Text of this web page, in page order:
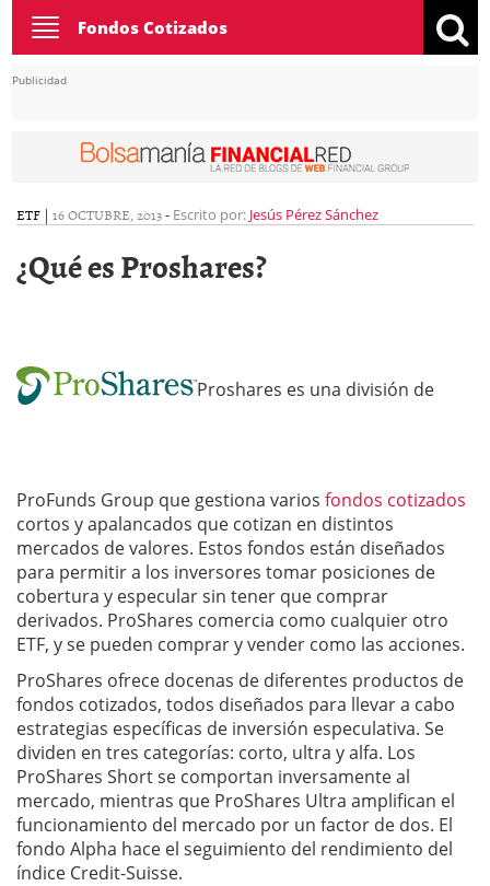
Toggle
navigation
Fondos Cotizados
Publicidad
ETF | 16 OCTUBRE, 2013- Escrito por: Jesús Pérez Sánchez
¿Qué es Proshares?
Proshares es una división de
ProFunds Group que gestiona varios fondos cotizados
cortos y apalancados que cotizan en distintos
mercados de valores. Estos fondos están diseñados
para permitir a los inversores tomar posiciones de
cobertura y especular sin tener que comprar
derivados. ProShares comercia como cualquier otro
ETF, y se pueden comprar y vender como las acciones.
ProShares ofrece docenas de diferentes productos de
fondos cotizados, todos diseñados para llevar a cabo
estrategias específicas de inversión especulativa. Se
dividen en tres categorías: corto, ultra y alfa. Los
ProShares Short se comportan inversamente al
mercado, mientras que ProShares Ultra amplifican el
funcionamiento del mercado por un factor de dos. El
fondo Alpha hace el seguimiento del rendimiento del
índice Credit-Suisse.